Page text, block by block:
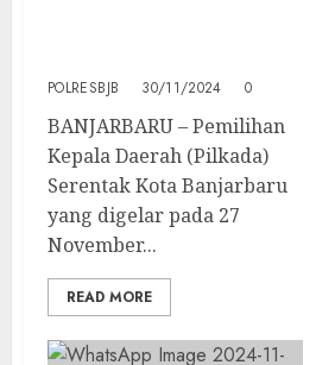
POLRESBJB 30/11/2024 0
BANJARBARU – Pemilihan
Kepala Daerah (Pilkada)
Serentak Kota Banjarbaru
yang digelar pada 27
November...
READ MORE